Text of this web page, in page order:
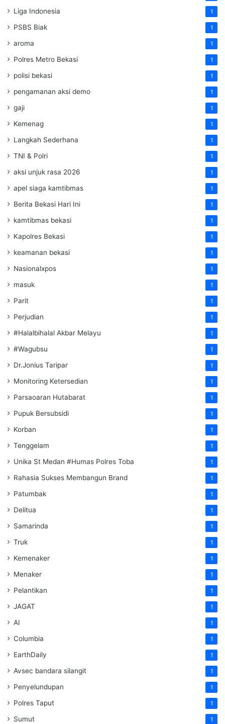
Liga Indonesia 1
PSBS Biak 1
aroma 1
Polres Metro Bekasi 1
polisi bekasi 1
pengamanan aksi demo 1
gaji 1
Kemenag 1
Langkah Sederhana 1
TNI & Polri 1
aksi unjuk rasa 2026 1
apel siaga kamtibmas 1
Berita Bekasi Hari Ini 1
kamtibmas bekasi 1
Kapolres Bekasi 1
keamanan bekasi 1
Nasionalxpos 1
masuk 1
Parit 1
Perjudian 1
#Halalbihalal Akbar Melayu 1
#Wagubsu 1
Dr.Jonius Taripar 1
Monitoring Ketersedian 1
Parsaoaran Hutabarat 1
Pupuk Bersubsidi 1
Korban 1
Tenggelam 1
Unika St Medan #Humas Polres Toba 1
Rahasia Sukses Membangun Brand 1
Patumbak 1
Delitua 1
Samarinda 1
Truk 1
Kemenaker 1
Menaker 1
Pelantikan 1
JAGAT 1
AI 1
Columbia 1
EarthDaily 1
Avsec bandara silangit 1
Penyelundupan 1
Polres Taput 1
Sumut 1